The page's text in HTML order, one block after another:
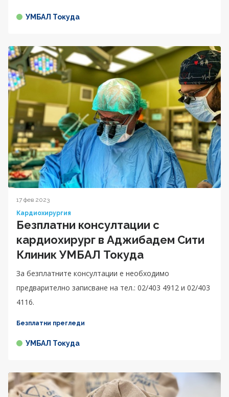
УМБАЛ Токуда
17 фев 2023
Кардиохирургия
Безплатни консултации с
кардиохирург в Аджибадем Сити
Клиник УМБАЛ Токуда
За безплатните консултации е необходимо
предварително записване на тел.: 02/403 4912 и 02/403
4116.
Безплатни прегледи
УМБАЛ Токуда